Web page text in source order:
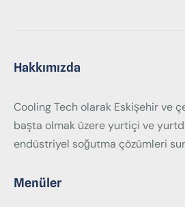
Hakkımızda
Cooling Tech olarak Eskişehir ve
başta olmak üzere yurtiçi ve
endüstriyel soğutma çözümleri
Menüler